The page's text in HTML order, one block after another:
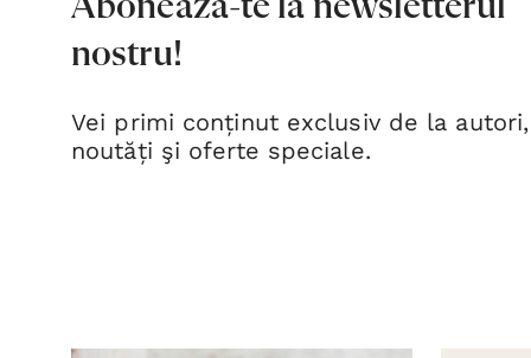
nostru!
Vei primi conținut exclusiv de la autori,
noutăți şi oferte speciale.